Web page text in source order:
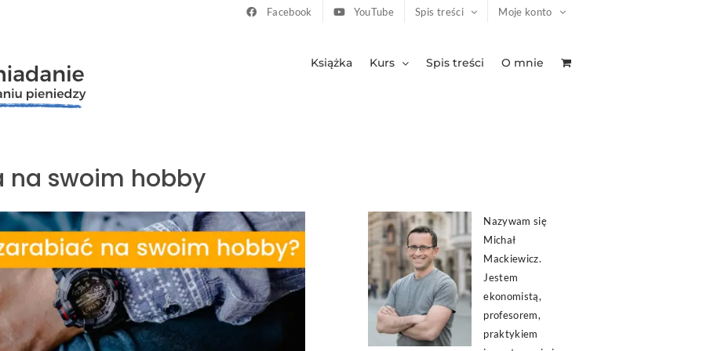
Facebook YouTube Spis treści Moje konto
Książka Kurs Spis treści O mnie
na swoim hobby
Nazywam się
Michał
Mackiewicz.
Jestem
ekonomistą,
profesorem,
praktykiem